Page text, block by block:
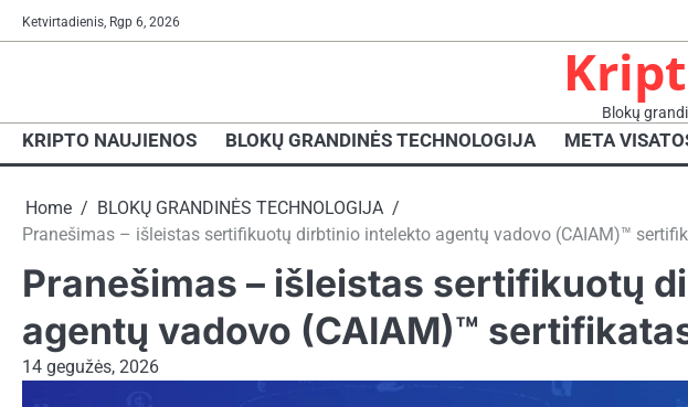
Skip
to
Ketvirtadienis, Rgp 6, 2026
Blokų
KRIPTO NAUJIENOS BLOKŲ GRANDINĖS TECHNOLOGIJA META
Home
BLOKŲ GRANDINĖS TECHNOLOGIJA
Pranešimas – išleistas sertifikuotų dirbtinio intelekto agentų vadovo (CAIAM)™
Pranešimas – išleistas sertifikuotų
agentų vadovo (CAIAM)™
14 gegužės, 2026